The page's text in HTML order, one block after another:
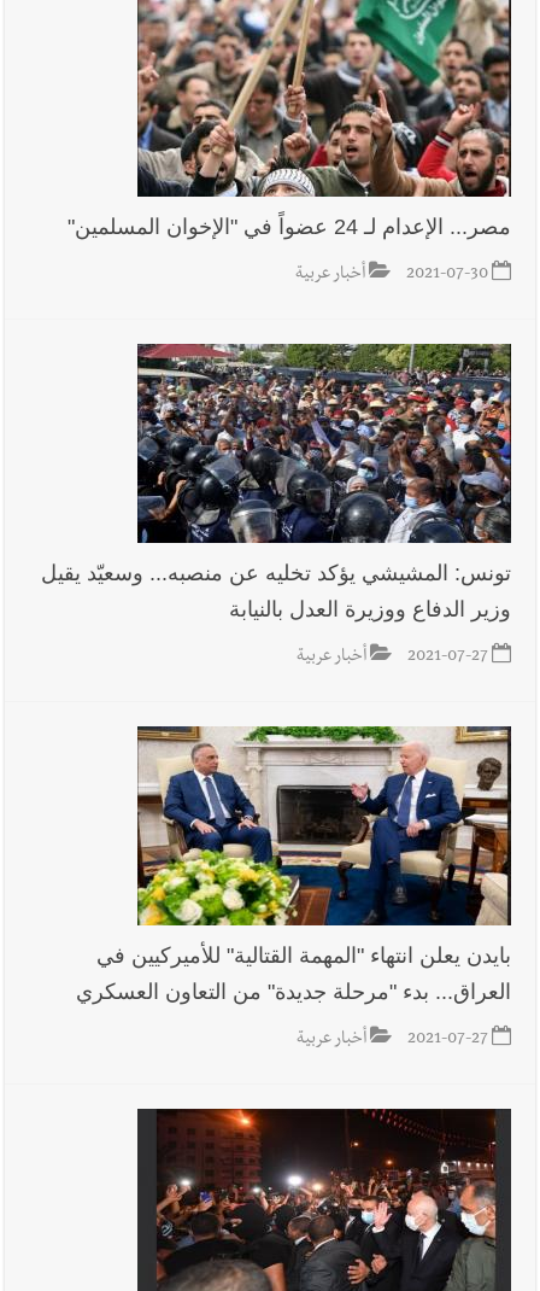
مصر... الإعدام لـ 24 عضواً في "الإخوان المسلمين"
2021-07-30 أخبار عربية
تونس: المشيشي يؤكد تخليه عن منصبه... وسعيّد يقيل
وزير الدفاع ووزيرة العدل بالنيابة
2021-07-27 أخبار عربية
بايدن يعلن انتهاء "المهمة القتالية" للأميركيين في
العراق... بدء "مرحلة جديدة" من التعاون العسكري
2021-07-27 أخبار عربية